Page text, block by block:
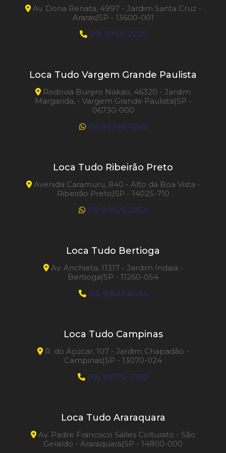
Av. Dona Renata, 4997 - Jardim Santa Cruz -
Araras|SP - 13600-001
(19) 97101-2226
Loca Tudo Vargem Grande Paulista
Rodovia Bunjiro Nakao, 46320 - Jardim
Margarida, - Vargem Grande Paulista|SP -
06730-000
(11) 99796-4545
Loca Tudo Ribeirão Preto
Avenida Caramuru, 840 - Alto da Boa Vista -
Ribeirão Preto|SP - 14025-710
(16) 99626-2854
Loca Tudo Bertioga
Av. Anchieta, 11317 - Jardim Indaia -
Bertioga|SP - 11260-054
(13) 99617-8494
Loca Tudo Campinas
R. do Açúcar, 107 - Jardim Chapadão -
Campinas|SP - 13070-024
(19) 99770-2782
Loca Tudo Araraquara
Av. Padre Francisco Salles Colturato - São
Geraldo - Araraquara|SP - 14800-000